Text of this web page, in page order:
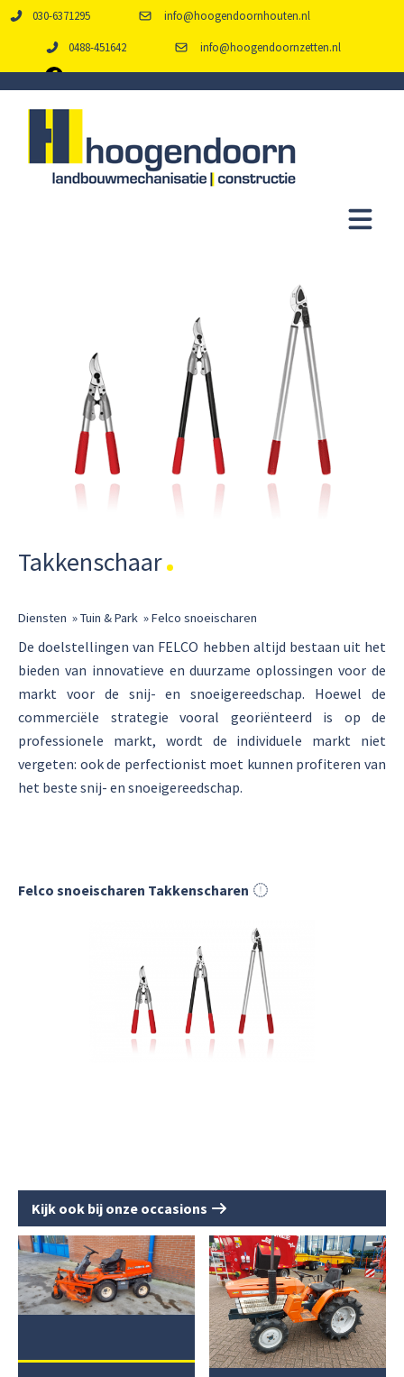
030-6371295 info@hoogendoornhouten.nl
0488-451642 info@hoogendoornzetten.nl
Takkenschaar
Diensten »Tuin & Park »Felco snoeischaren
De doelstellingen van FELCO hebben altijd bestaan uit het
bieden van innovatieve en duurzame oplossingen voor de
markt voor de snij- en snoeigereedschap. Hoewel de
commerciële strategie vooral georiënteerd is op de
professionele markt, wordt de individuele markt niet
vergeten: ook de perfectionist moet kunnen profiteren van
het beste snij- en snoeigereedschap.
Felco snoeischaren Takkenscharen
Kijk ook bij onze occasions